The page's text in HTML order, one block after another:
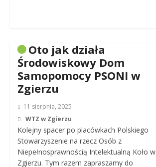
Oto jak działa
Środowiskowy Dom
Samopomocy PSONI w
Zgierzu
11 sierpnia, 2025
WTZ w Zgierzu
Kolejny spacer po placówkach Polskiego
Stowarzyszenie na rzecz Osób z
Niepełnosprawnością Intelektualną Koło w
Zgierzu. Tym razem zapraszamy do